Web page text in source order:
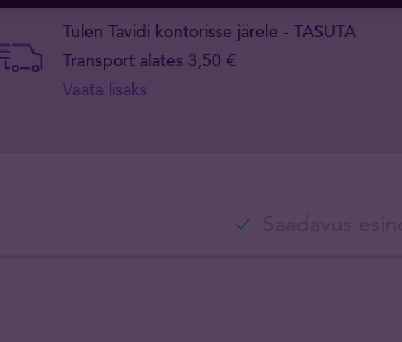
Tulen Tavidi kontorisse järele - TASUTA
Transport alates 3,50 €
Vaata lisaks